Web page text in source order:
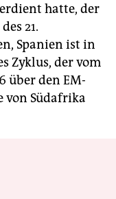
hatte, der
21.
Spanien ist in
Zyklus, der vom
über den EM-
von Südafrika